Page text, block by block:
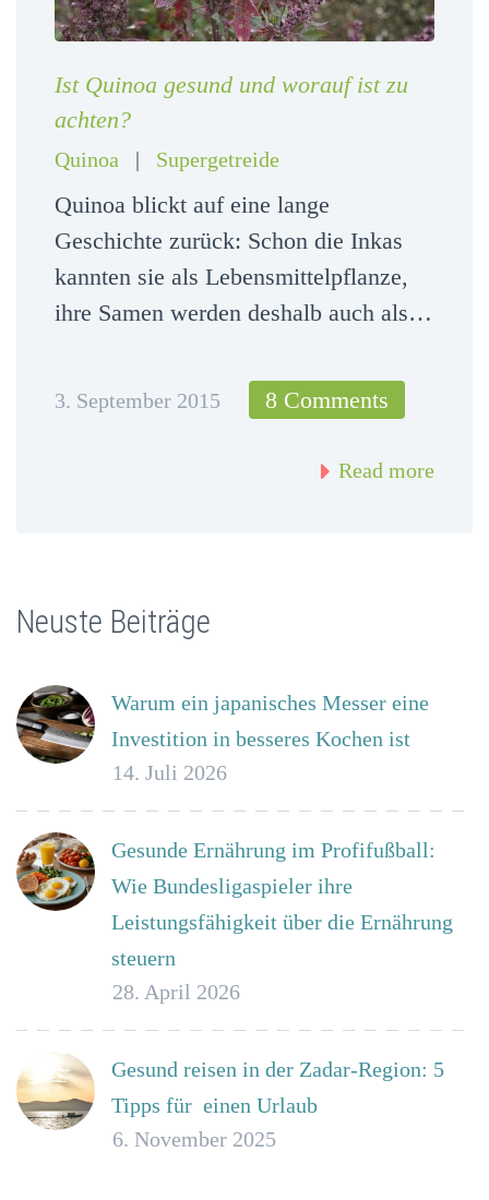
Ist Quinoa gesund und worauf ist zu
achten?
Quinoa | Supergetreide
Quinoa blickt auf eine lange
Geschichte zurück: Schon die Inkas
kannten sie als Lebensmittelpflanze,
ihre Samen werden deshalb auch als…
3. September 2015 8 Comments
Read more
Neuste Beiträge
Warum ein japanisches Messer eine
Investition in besseres Kochen ist
14. Juli 2026
Gesunde Ernährung im Profifußball:
Wie Bundesligaspieler ihre
Leistungsfähigkeit über die Ernährung
steuern
28. April 2026
Gesund reisen in der Zadar-Region: 5
Tipps für einen Urlaub
6. November 2025